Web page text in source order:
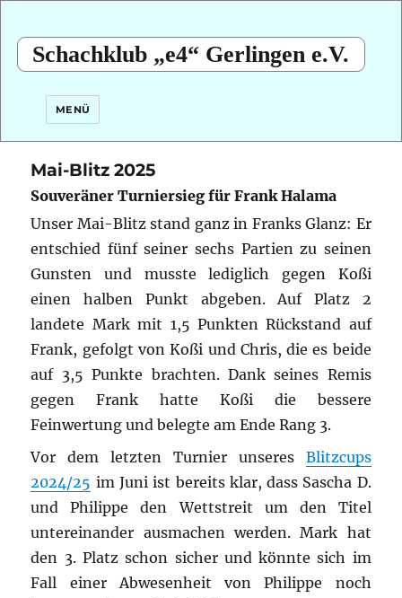
Schachklub „e4“ Gerlingen e.V.
MENÜ
Mai-Blitz 2025
Souveräner Turniersieg für Frank Halama
Unser Mai-Blitz stand ganz in Franks Glanz: Er
entschied fünf seiner sechs Partien zu seinen
Gunsten und musste lediglich gegen Koßi
einen halben Punkt abgeben.Auf Platz 2
landete Mark mit 1,5 Punkten Rückstand auf
Frank, gefolgt von Koßi und Chris, die es beide
auf 3,5 Punkte brachten. Dank seines Remis
gegen Frank hatte Koßi die bessere
Feinwertung und belegte am Ende Rang 3.
Vor dem letzten Turnier unseres Blitzcups
2024/25 im Juni ist bereits klar, dass Sascha D.
und Philippe den Wettstreit um den Titel
untereinander ausmachen werden. Mark hat
den 3. Platz schon sicher und könnte sich im
Fall einer Abwesenheit von Philippe noch